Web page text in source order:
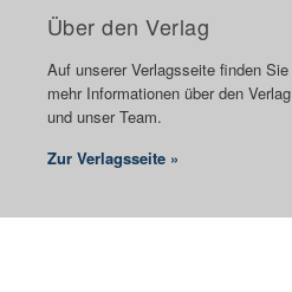
Über den Verlag
Auf unserer Verlagsseite finden Sie
mehr Informationen über den Verlag
und unser Team.
Zur Verlagsseite »